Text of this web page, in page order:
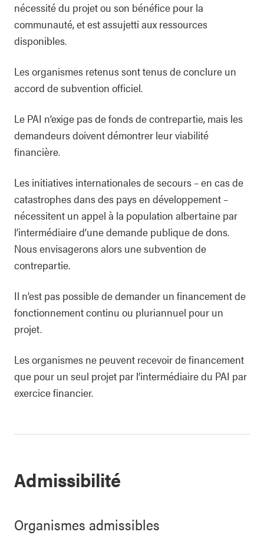
nécessité du projet ou son bénéfice pour la
communauté, et est assujetti aux ressources
disponibles.
Les organismes retenus sont tenus de conclure un
accord de subvention officiel.
Le PAI n’exige pas de fonds de contrepartie, mais les
demandeurs doivent démontrer leur viabilité
financière.
Les initiatives internationales de secours – en cas de
catastrophes dans des pays en développement –
nécessitent un appel à la population albertaine par
l’intermédiaire d’une demande publique de dons.
Nous envisagerons alors une subvention de
contrepartie.
Il n’est pas possible de demander un financement de
fonctionnement continu ou pluriannuel pour un
projet.
Les organismes ne peuvent recevoir de financement
que pour un seul projet par l’intermédiaire du PAI par
exercice financier.
Admissibilité
Organismes admissibles